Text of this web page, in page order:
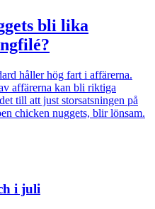
bli lika
håller hög fart i affärerna.
affärerna kan bli riktiga
till att just storsatsningen på
chicken nuggets, blir lönsam.
i juli